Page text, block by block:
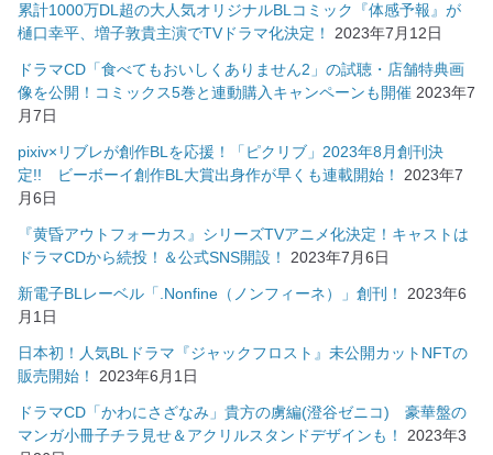
累計1000万DL超の大人気オリジナルBLコミック『体感予報』が
樋口幸平、増子敦貴主演でTVドラマ化決定！
2023年7月12日
ドラマCD「食べてもおいしくありません2」の試聴・店舗特典画
像を公開！コミックス5巻と連動購入キャンペーンも開催 2023年7
月7日
pixiv×リブレが創作BLを応援！「ピクリブ」2023年8月創刊決
定!! ビーボーイ創作BL大賞出身作が早くも連載開始！
2023年7
月6日
『黄昏アウトフォーカス』シリーズTVアニメ化決定！キャストは
ドラマCDから続投！＆公式SNS開設！
2023年7月6日
新電子BLレーベル「.Nonfine（ノンフィーネ）」創刊！
2023年6
月1日
日本初！人気BLドラマ『ジャックフロスト』未公開カットNFTの
販売開始！
2023年6月1日
ドラマCD「かわにさざなみ」貴方の虜編(澄谷ゼニコ) 豪華盤の
マンガ小冊子チラ見せ＆アクリルスタンドデザインも！
2023年3